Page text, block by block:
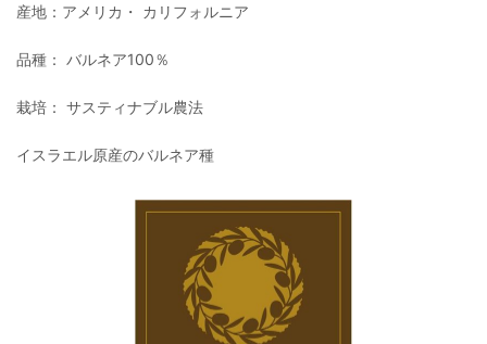
産地：アメリカ・ カリフォルニア
品種： バルネア100％
栽培： サスティナブル農法
イスラエル原産のバルネア種